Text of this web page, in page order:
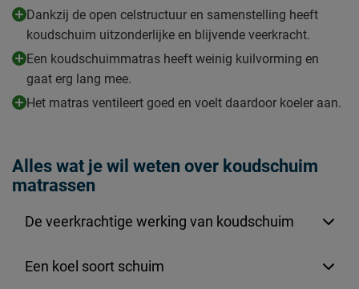
Dankzij de open celstructuur en samenstelling heeft
koudschuim uitzonderlijke en blijvende veerkracht.
Een koudschuimmatras heeft weinig kuilvorming en
gaat erg lang mee.
Het matras ventileert goed en voelt daardoor koeler aan.
Alles wat je wil weten over koudschuim
matrassen
De veerkrachtige werking van koudschuim
Een koel soort schuim